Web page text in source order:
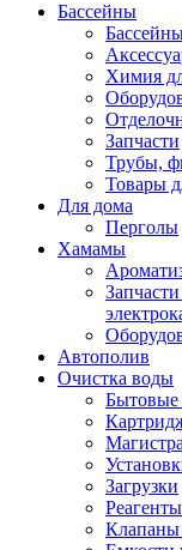
Бассейны
Химия
Запчасти
Трубы,
Товары
Для дома
Перголы
Хамамы
Автополив
Очистка воды
Бытовые
Загрузки
Реагенты
Клапаны